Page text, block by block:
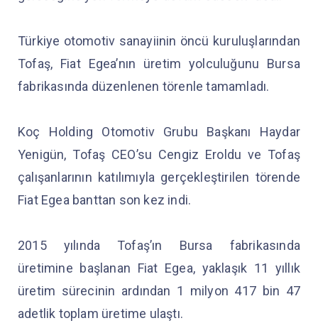
Türkiye otomotiv sanayiinin öncü kuruluşlarından
Tofaş, Fiat Egea’nın üretim yolculuğunu Bursa
fabrikasında düzenlenen törenle tamamladı.
Koç Holding Otomotiv Grubu Başkanı Haydar
Yenigün, Tofaş CEO’su Cengiz Eroldu ve Tofaş
çalışanlarının katılımıyla gerçekleştirilen törende
Fiat Egea banttan son kez indi.
2015 yılında Tofaş’ın Bursa fabrikasında
üretimine başlanan Fiat Egea, yaklaşık 11 yıllık
üretim sürecinin ardından 1 milyon 417 bin 47
adetlik toplam üretime ulaştı.